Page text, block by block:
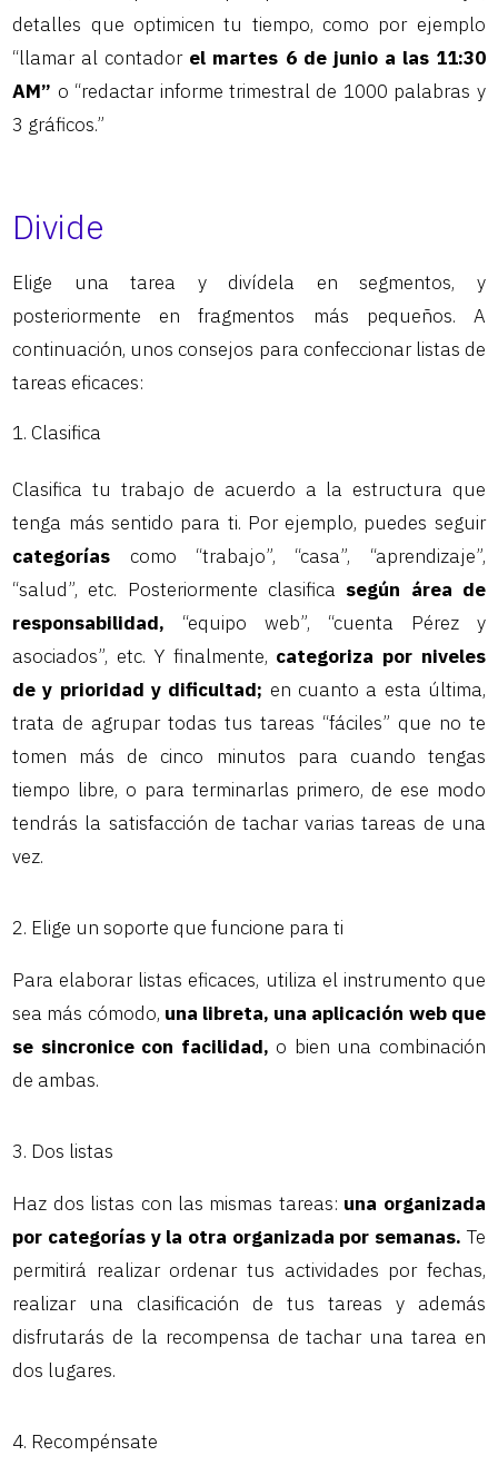
detalles que optimicen tu tiempo, como por ejemplo
“llamar al contadorel martes 6 de junio a las 11:30
AM” o “redactar informe trimestral de 1000 palabras y
3 gráficos.”
Divide
Elige una tarea y divídela en segmentos, y
posteriormente en fragmentos más pequeños. A
continuación, unos consejos para confeccionar listas de
tareas eficaces:
Clasifica
Clasifica tu trabajo de acuerdo a la estructura que
tenga más sentido para ti. Por ejemplo, puedes seguir
categorías como “trabajo”, “casa”, “aprendizaje”,
“salud”, etc. Posteriormente clasifica según área de
responsabilidad, “equipo web”, “cuenta Pérez y
asociados”, etc. Y finalmente, categoriza por niveles
de y prioridad y dificultad; en cuanto a esta última,
trata de agrupar todas tus tareas “fáciles” que no te
tomen más de cinco minutos para cuando tengas
tiempo libre, o para terminarlas primero, de ese modo
tendrás la satisfacción de tachar varias tareas de una
vez.
2. Elige un soporte que funcione para ti
Para elaborar listas eficaces, utiliza el instrumento que
sea más cómodo, una libreta, una aplicación web que
se sincronice con facilidad, o bien una combinación
de ambas.
3. Dos listas
Haz dos listas con las mismas tareas: una organizada
por categorías y la otra organizada por semanas. Te
permitirá realizar ordenar tus actividades por fechas,
realizar una clasificación de tus tareas y además
disfrutarás de la recompensa de tachar una tarea en
dos lugares.
4. Recompénsate